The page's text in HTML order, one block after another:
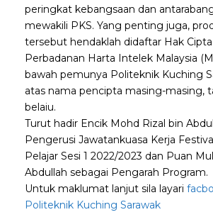
peringkat kebangsaan dan
mewakili PKS. Yang penting juga,
tersebut hendaklah didaftar Hak
Perbadanan Harta Intelek Malaysia
bawah pemunya Politeknik Kuching
atas nama pencipta masing-masing,
belaiu.
Turut hadir Encik Mohd Rizal bin
Pengerusi Jawatankuasa Kerja
Pelajar Sesi 1 2022/2023 dan Puan
Abdullah sebagai Pengarah Program.
Untuk maklumat lanjut sila layari
Politeknik Kuching Sarawak